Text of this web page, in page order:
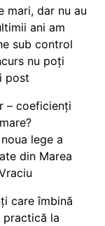
mari, dar nu au
ani am
sub control
nu poți
post
– coeficienți
lege a
din Marea
care îmbină
practică la